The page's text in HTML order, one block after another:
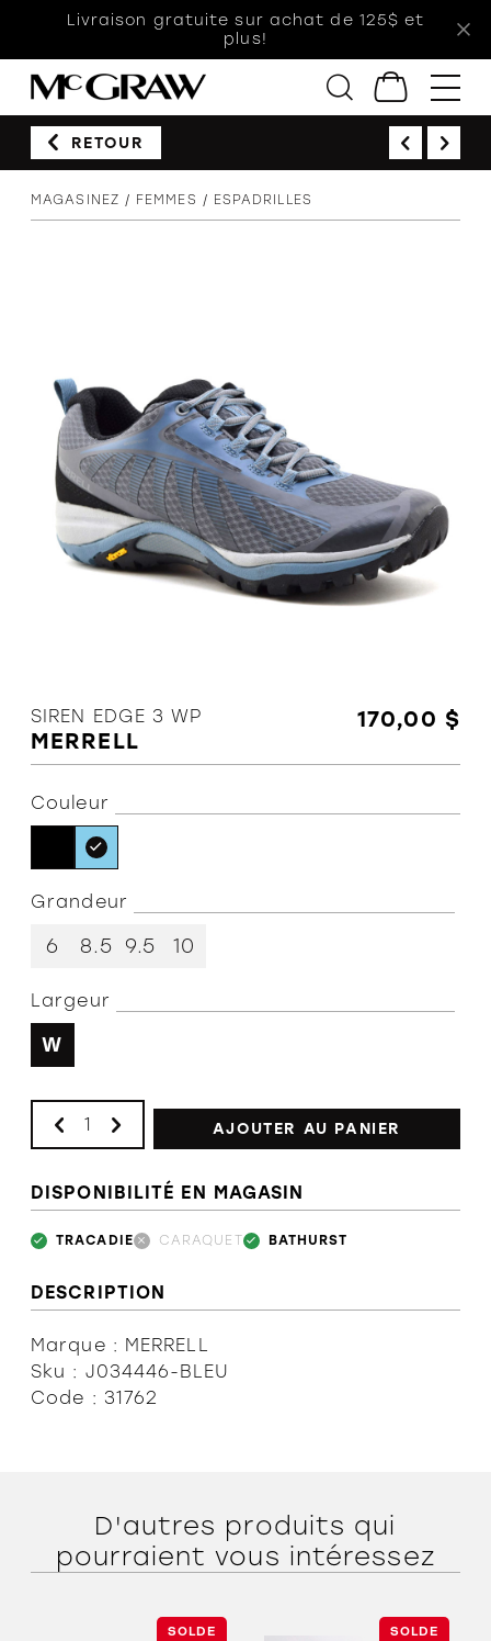
Livraison gratuite sur achat de 125$ et
plus!
Hommes
L'équipe
RETOUR
MAGASINEZ FEMMES ESPADRILLES
SIREN EDGE 3 WP
MERRELL
170,00 $
Couleur
Grandeur
6 8.5 9.5 10
Largeur
W
AJOUTER AU PANIER
DISPONIBILITÉ EN MAGASIN
TRACADIE CARAQUET BATHURST
DESCRIPTION
Marque : MERRELL
Sku : J034446-BLEU
Code : 31762
D'autres produits qui
pourraient vous intéressez
SOLDE SOLDE